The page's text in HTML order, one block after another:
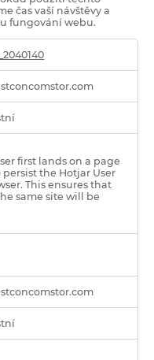
čas vaší návštěvy a
fungování webu.
first lands on a page
the Hotjar User
This ensures that
same site will be